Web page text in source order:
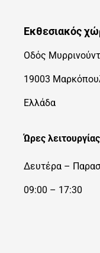
Εκθεσιακός
Οδός
19003
Ελλάδα
Ώρες λειτουργίας
Δευτέρα –
09:00 – 17:30